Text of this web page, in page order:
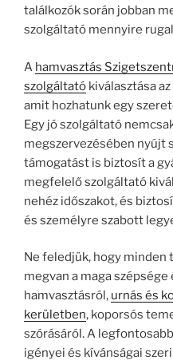
találkozók során jobban
szolgáltató mennyire
A hamvasztás
szolgáltató kiválasztása
amit hozhatunk egy
Egy jó szolgáltató
megszervezésében nyújt
támogatást is biztosít a
megfelelő szolgáltató
nehéz időszakot, és
és személyre szabott
Ne feledjük, hogy
megvan a maga
hamvasztásról, urnás és
kerületben, koporsós
szórásáról. A
igényei és kívánságai